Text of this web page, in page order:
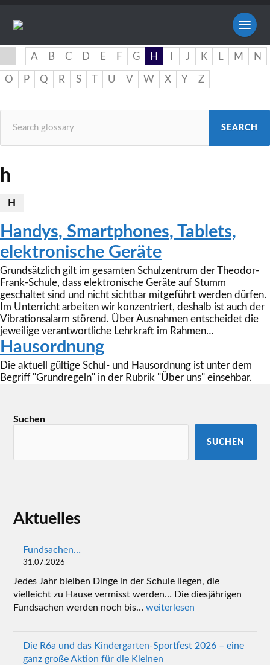
A B C D E F G H J K L M N
O P Q R S T U V W X Y Z
h
H
Handys, Smartphones, Tablets,
elektronische Geräte
Grundsätzlich gilt im gesamten Schulzentrum der Theodor-
Frank-Schule, dass elektronische Geräte auf Stumm
geschaltet sind und nicht sichtbar mitgeführt werden dürfen.
Im Unterricht arbeiten wir konzentriert, deshalb ist auch der
Vibrationsalarm störend. Über Ausnahmen entscheidet die
jeweilige verantwortliche Lehrkraft im Rahmen…
Hausordnung
Die aktuell gültige Schul- und Hausordnung ist unter dem
Begriff "Grundregeln" in der Rubrik "Über uns" einsehbar.
Suchen
SUCHEN
Aktuelles
Fundsachen…
31.07.2026
Jedes Jahr bleiben Dinge in der Schule liegen, die
vielleicht zu Hause vermisst werden… Die diesjährigen
Fundsachen werden noch bis…weiterlesen
Die R6a und das Kindergarten-Sportfest 2026 – eine
ganz große Aktion für die Kleinen